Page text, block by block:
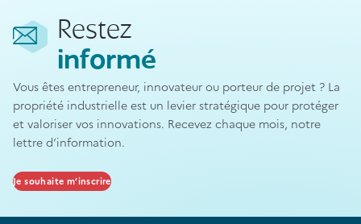
Restez
informé
Vous êtes entrepreneur, innovateur ou porteur de projet ? La
propriété industrielle est un levier stratégique pour protéger
et valoriser vos innovations. Recevez chaque mois, notre
lettre d’information.
Je souhaite m’inscrire